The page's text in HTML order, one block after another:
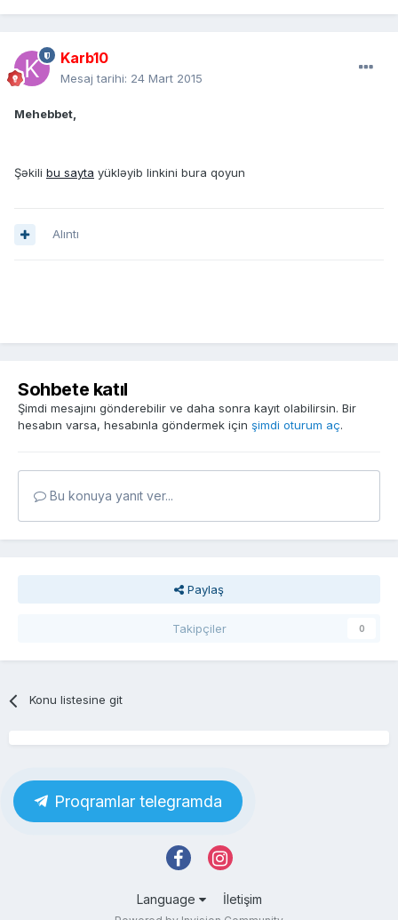
Karb10
Mesaj tarihi: 24 Mart 2015
Mehebbet,
Şəkili bu sayta yükləyib linkini bura qoyun
Alıntı
Sohbete katıl
Şimdi mesajını gönderebilir ve daha sonra kayıt olabilirsin. Bir
hesabın varsa, hesabınla göndermek için şimdi oturum aç.
Bu konuya yanıt ver...
Paylaş
Takipçiler 0
Konu listesine git
Proqramlar telegramda
Language İletişim